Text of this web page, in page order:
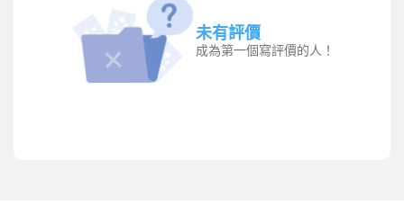
未有評價
成為第一個寫評價的人！